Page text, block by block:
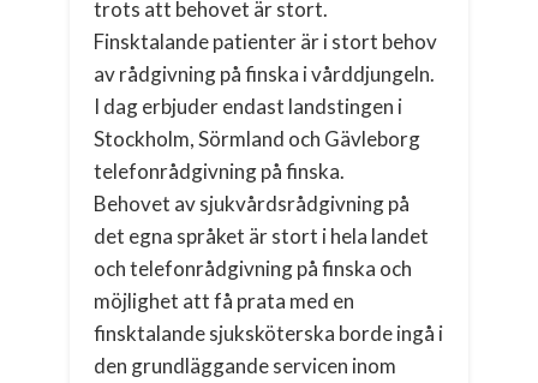
trots att behovet är stort.
Finsktalande patienter är i stort behov
av rådgivning på finska i vårddjungeln.
I dag erbjuder endast landstingen i
Stockholm, Sörmland och Gävleborg
telefonrådgivning på finska.
Behovet av sjukvårdsrådgivning på
det egna språket är stort i hela landet
och telefonrådgivning på finska och
möjlighet att få prata med en
finsktalande sjuksköterska borde ingå i
den grundläggande servicen inom